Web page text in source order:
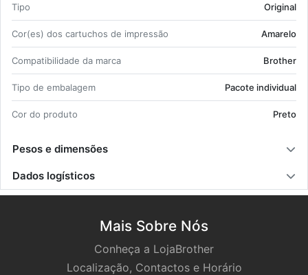
Tipo Ori­ginal
Cor(es) dos car­tu­chos de im­pressão Ama­relo
Com­pa­ti­bi­li­dade da marca Brother
Tipo de em­ba­lagem Pa­cote in­di­vi­dual
Cor do pro­duto Preto
Pesos e dimensões
Dados logísticos
Mais Sobre Nós
Conheça a LojaBrother
Localização, Contactos e Horário